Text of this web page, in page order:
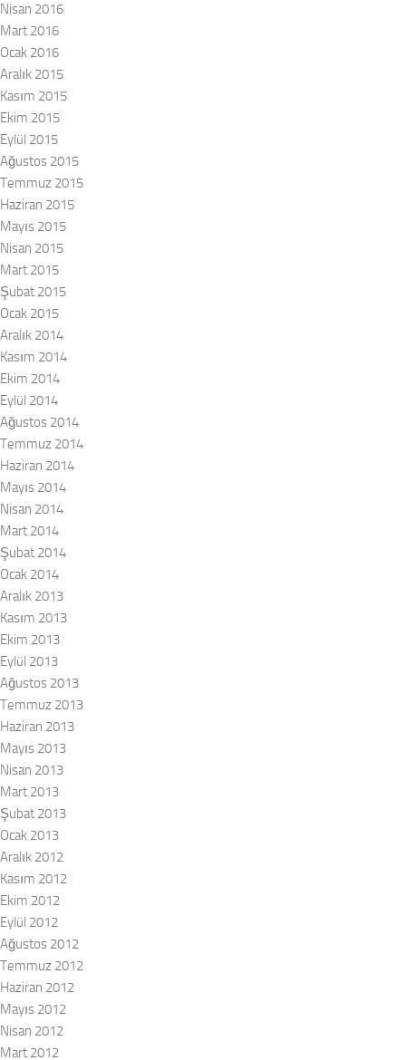
Nisan 2016
Mart 2016
Ocak 2016
Aralık 2015
Kasım 2015
Ekim 2015
Eylül 2015
Ağustos 2015
Temmuz 2015
Haziran 2015
Mayıs 2015
Nisan 2015
Mart 2015
Şubat 2015
Ocak 2015
Aralık 2014
Kasım 2014
Ekim 2014
Eylül 2014
Ağustos 2014
Temmuz 2014
Haziran 2014
Mayıs 2014
Nisan 2014
Mart 2014
Şubat 2014
Ocak 2014
Aralık 2013
Kasım 2013
Ekim 2013
Eylül 2013
Ağustos 2013
Temmuz 2013
Haziran 2013
Mayıs 2013
Nisan 2013
Mart 2013
Şubat 2013
Ocak 2013
Aralık 2012
Kasım 2012
Ekim 2012
Eylül 2012
Ağustos 2012
Temmuz 2012
Haziran 2012
Mayıs 2012
Nisan 2012
Mart 2012